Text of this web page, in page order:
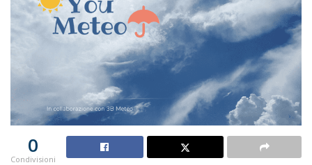
0
Condivisioni